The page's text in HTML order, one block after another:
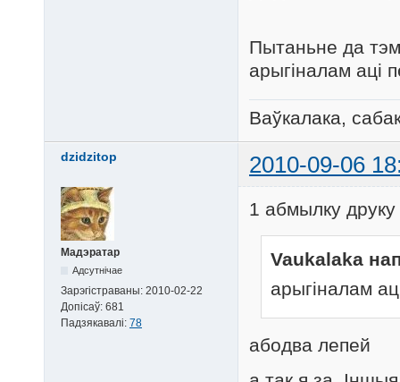
Пытаньне да
арыгіналам аці
Ваўкалака,
dzidzitop 2010-09-06
Мадэратар
Адсутнічае
Зарэгістраваны: 2010-02-22
Допісаў: 681
Падзякавалі: 78
1 абмылку друку
Vaukalaka
арыгіналам
абодва лепей